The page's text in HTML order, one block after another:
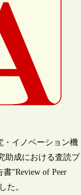
・イノベーション機
助成における査読プ
“Review of Peer
た。